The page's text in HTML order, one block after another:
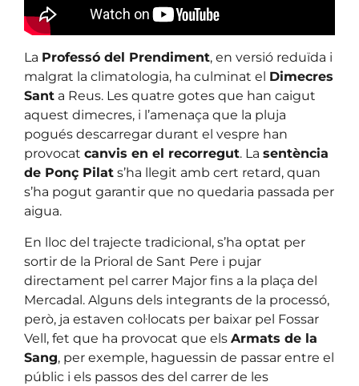
La Professó del Prendiment, en versió reduïda i
malgrat la climatologia, ha culminat el Dimecres
Sant a Reus. Les quatre gotes que han caigut
aquest dimecres, i l’amenaça que la pluja
pogués descarregar durant el vespre han
provocat canvis en el recorregut. La sentència
de Ponç Pilat s’ha llegit amb cert retard, quan
s’ha pogut garantir que no quedaria passada per
aigua.
En lloc del trajecte tradicional, s’ha optat per
sortir de la Prioral de Sant Pere i pujar
directament pel carrer Major fins a la plaça del
Mercadal. Alguns dels integrants de la processó,
però, ja estaven col·locats per baixar pel Fossar
Vell, fet que ha provocat que els Armats de la
Sang, per exemple, haguessin de passar entre el
públic i els passos des del carrer de les